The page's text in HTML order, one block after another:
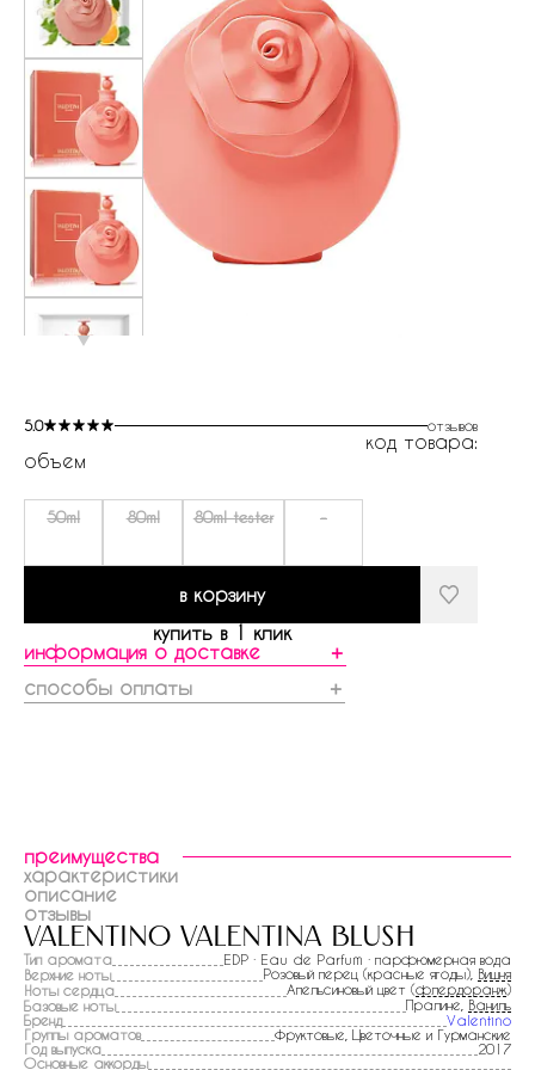
5.0 отзывов
код товара:
объем
50ml 80ml 80ml tester -
в корзину
купить в 1 клик
информация о доставке
＋
способы оплаты
＋
преимущества
характеристики
описание
отзывы
valentino valentina blush
Тип аромата
EDP · Eau de Parfum · парфюмерная вода
Верхние ноты
Розовый перец (красные ягоды), Вишня
Ноты сердца
Апельсиновый цвет (флердоранж)
Базовые ноты
Пралине, Ваниль
Бренд
Valentino
Группы ароматов
Фруктовые, Цветочные и Гурманские
Год выпуска
2017
Основные аккорды